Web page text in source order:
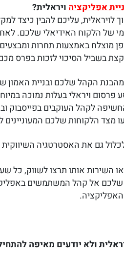
אפליקציהויראלית?
לויראלית, עליכם להבין כיצד
של הלקוח האידיאלי שלכם.
מוצלח באמצעות תחרות
בשביל הסיכוי לזכות בפרס
הקהל שלכם ובניית
פרסום ויראלי בעלות נמוכה
לקהל העוקבים בפייסבוק
מצד הלקוחות שלכם
גם את האסטרטגיה
השירות אותו תרצו לשווק, כל
אל קהל המשתמשים
ולא יודעים מאיפה